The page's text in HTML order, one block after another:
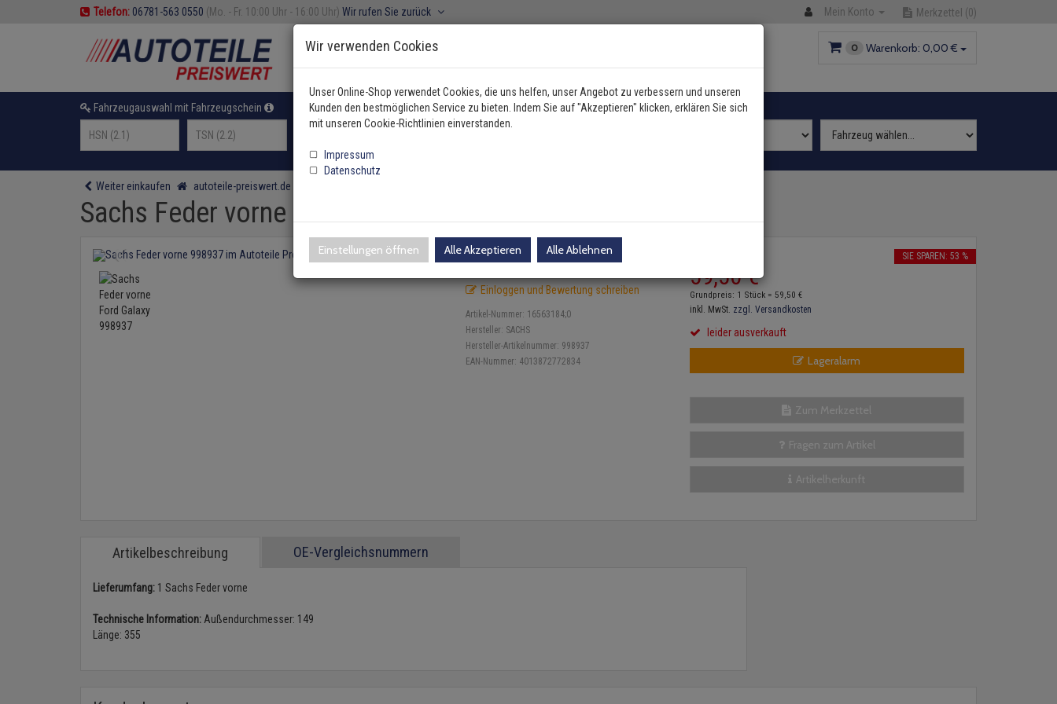
Telefon: 06781-563 0550 (Mo. - Fr. 10:00 Uhr - 16:00 Uhr) Wir rufen Sie zurück Mein Konto Merkzettel (0)
0 Warenkorb: 0,00 €
Fahrzeugauswahl mit Fahrzeugschein oder Fahrzeugtyp manuell wählen
Weiter einkaufen autoteile-preiswert.de
Sachs Feder vorne Ford Galaxy 998937
Einloggen und Bewertung schreiben
Artikel-Nummer: 16563184;0
Hersteller: SACHS
Hersteller-Artikelnummer: 998937
EAN-Nummer: 4013872772834
59,50 €
SIE SPAREN: 53 %
Grundpreis: 1 Stück = 59,50 €
inkl. MwSt. zzgl. Versandkosten
leider ausverkauft
Lageralarm
Zum Merkzettel
Fragen zum Artikel
Artikelherkunft
Artikelbeschreibung OE-Vergleichsnummern
Lieferumfang: 1 Sachs Feder vorne
Technische Information: Außendurchmesser: 149
Länge: 355
Wir verwenden Cookies
Unser Online-Shop verwendet Cookies, die uns helfen, unser Angebot zu verbessern und unseren
Kunden den bestmöglichen Service zu bieten. Indem Sie auf "Akzeptieren" klicken, erklären Sie sich
mit unseren Cookie-Richtlinien einverstanden.
Impressum
Datenschutz
Einstellungen öffnen Alle Akzeptieren Alle Ablehnen